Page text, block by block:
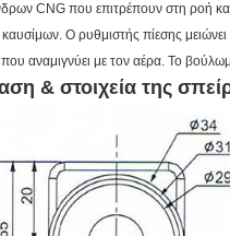
CNG που επιτρέπουν στη ροή
Ο ρυθμιστής πίεσης
αναμιγνύει με τον αέρα. Το
& στοιχεία της